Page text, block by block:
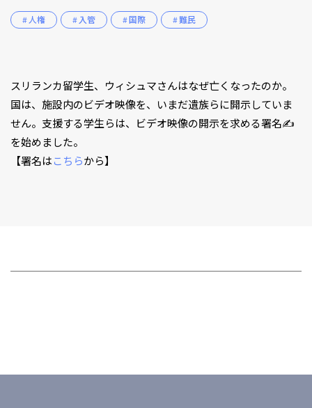
# 人権 # 入管 # 国際 # 難民
スリランカ留学生、ウィシュマさんはなぜ亡くなったのか。
国は、施設内のビデオ映像を、いまだ遺族らに開示していま
せん。支援する学生らは、ビデオ映像の開示を求める署名✍️
を始めました。
【署名は こちらから】